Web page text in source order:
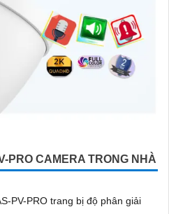
PRO CAMERA TRONG NHÀ
PV-PRO trang bị độ phân giải